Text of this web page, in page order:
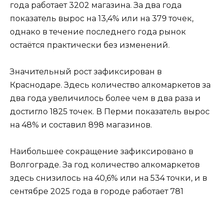
года работает 3202 магазина. За два года
показатель вырос на 13,4% или на 379 точек,
однако в течение последнего года рынок
остаётся практически без изменений.
Значительный рост зафиксирован в
Краснодаре. Здесь количество алкомаркетов за
два года увеличилось более чем в два раза и
достигло 1825 точек. В Перми показатель вырос
на 48% и составил 898 магазинов.
Наибольшее сокращение зафиксировано в
Волгограде. За год количество алкомаркетов
здесь снизилось на 40,6% или на 534 точки, и в
сентябре 2025 года в городе работает 781